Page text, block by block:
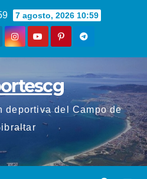
7 agosto, 2026 10:59
deportiva del Campo de